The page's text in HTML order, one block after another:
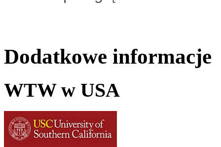
Dodatkowe informacje
WTW w USA